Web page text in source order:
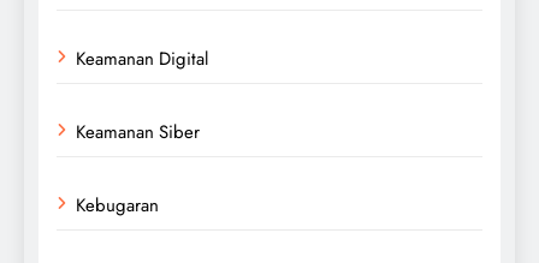
Keamanan Digital
Keamanan Siber
Kebugaran